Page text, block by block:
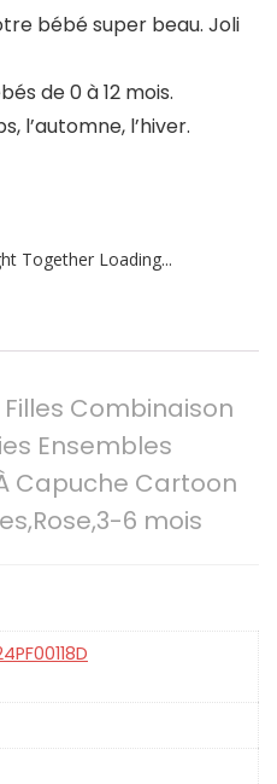
bébé super beau. Joli
de 0 à 12 mois.
l’automne, l’hiver.
Together Loading...
Combinaison
Ensembles
Capuche Cartoon
6 mois